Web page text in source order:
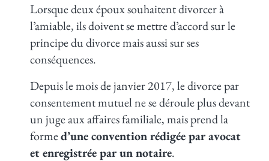
Lorsque deux époux souhaitent divorcer à
l’amiable, ils doivent se mettre d’accord sur le
principe du divorce mais aussi sur ses
conséquences.
Depuis le mois de janvier 2017, le divorce par
consentement mutuel ne se déroule plus devant
un juge aux affaires familiale, mais prend la
formed’une convention rédigée par avocat
et enregistrée par un notaire.